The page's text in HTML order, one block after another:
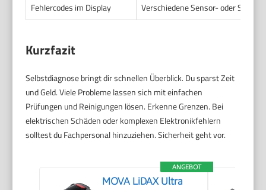
Fehlercodes im Display
Verschiedene Sensor- oder
Kurzfazit
Selbstdiagnose bringt dir schnellen Überblick. Du sparst Zeit
und Geld. Viele Probleme lassen sich mit einfachen
Prüfungen und Reinigungen lösen. Erkenne Grenzen. Bei
elektrischen Schäden oder komplexen Elektronikfehlern
solltest du Fachpersonal hinzuziehen. Sicherheit geht vor.
ANGEBOT
MOVA LiDAX Ultra